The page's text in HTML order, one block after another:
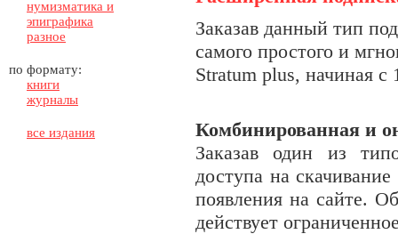
нумизматика и
эпиграфика
разное
по формату:
книги
журналы
все издания
Заказав данный тип
самого простого и
Stratum plus, начиная с
Комбинированная и
Заказав один из
доступа на
появления на сайте.
действует